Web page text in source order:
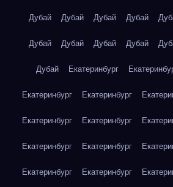
Дубай Дубай Дубай Дубай
Дубай Дубай Дубай Дубай
Дубай Екатеринбург
Екатеринбург Екатеринбург
Екатеринбург Екатеринбург
Екатеринбург Екатеринбург
Екатеринбург Екатеринбург